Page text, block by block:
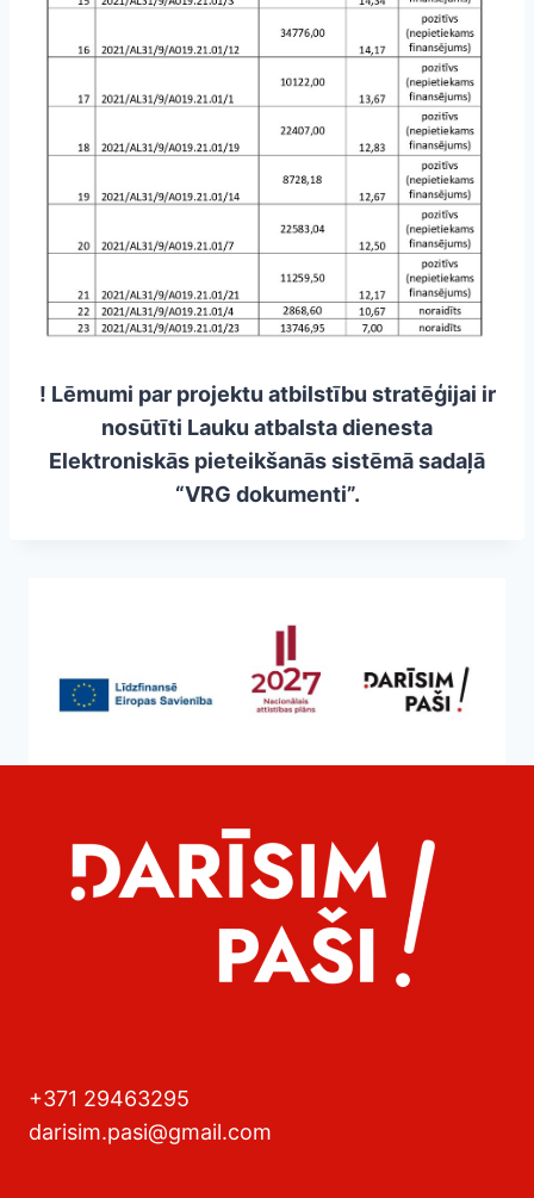
! Lēmumi par projektu atbilstību stratēģijai ir
nosūtīti Lauku atbalsta dienesta
Elektroniskās pieteikšanās sistēmā sadaļā
“VRG dokumenti”.
+371 29463295
darisim.pasi@gmail.com